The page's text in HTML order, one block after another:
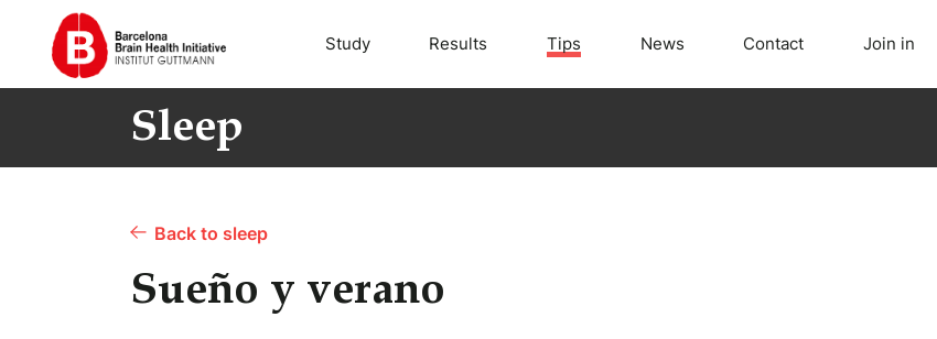
Study Results Tips News Contact Join in
Sleep
Back to sleep
Sueño y verano